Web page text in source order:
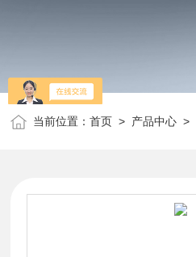
当前位置：首页 > 产品中心 >